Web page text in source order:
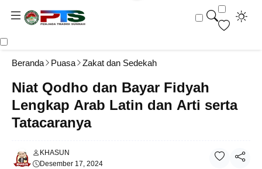
Beranda Puasa Zakat dan Sedekah
Niat Qodho dan Bayar Fidyah
Lengkap Arab Latin dan Arti serta
Tatacaranya
KHASUN
Desember 17, 2024